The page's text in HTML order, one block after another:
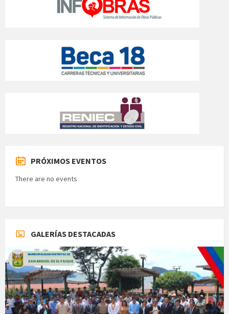
PRÓXIMOS EVENTOS
There are no events
GALERÍAS DESTACADAS